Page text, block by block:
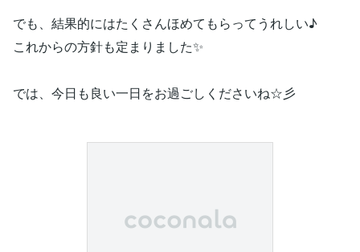
でも、結果的にはたくさんほめてもらってうれしい♪
これからの方針も定まりました✨
では、今日も良い一日をお過ごしくださいね☆彡